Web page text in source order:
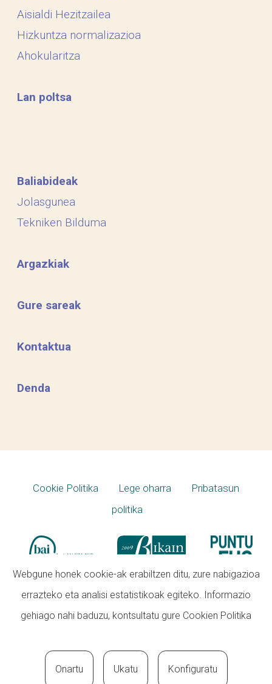
Aisialdi Hezitzailea
Hizkuntza normalizazioa
Ahokularitza
Lan poltsa
Baliabideak
Jolasgunea
Tekniken Bilduma
Argazkiak
Gure sareak
Kontaktua
Denda
Cookie Politika Lege oharra
Pribatasun
politika
Webgune honek cookie-ak erabiltzen ditu, zure nabigazioa
errazteko eta analisi estatistikoak egiteko. Informazio
gehiago nahi baduzu, kontsultatu gure Cookien Politika
Onartu Ukatu Konfiguratu